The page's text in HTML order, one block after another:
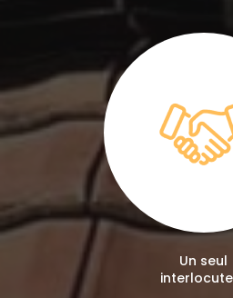
Un seul